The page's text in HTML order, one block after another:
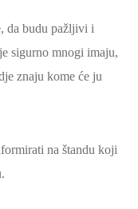
da budu pažljivi i
sigurno mnogi imaju,
znaju kome će ju
na štandu koji